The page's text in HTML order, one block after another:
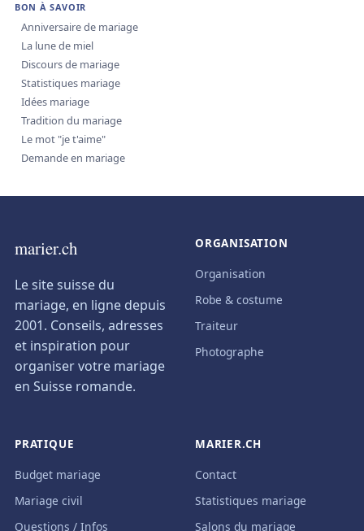
BON À SAVOIR
Anniversaire de mariage
La lune de miel
Discours de mariage
Statistiques mariage
Idées mariage
Tradition du mariage
Le mot "je t'aime"
Demande en mariage
marier.ch
Le site suisse du
mariage, en ligne depuis
2001. Conseils, adresses
et inspiration pour
organiser votre mariage
en Suisse romande.
ORGANISATION
Organisation
Robe & costume
Traiteur
Photographe
PRATIQUE
Budget mariage
Mariage civil
Questions / Infos
MARIER.CH
Contact
Statistiques mariage
Salons du mariage